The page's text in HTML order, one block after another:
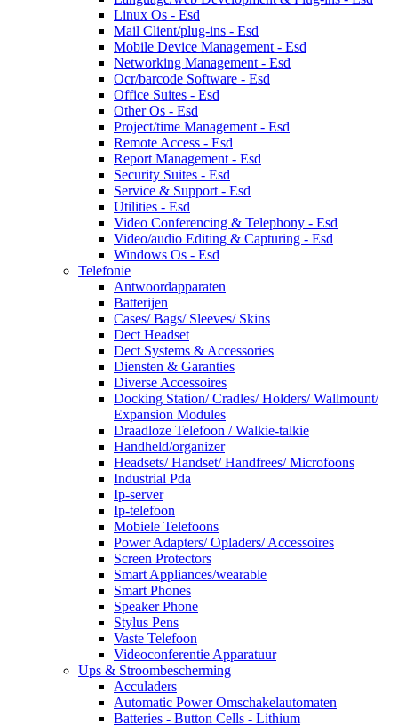
Linux Os - Esd
Mail Client/plug-ins - Esd
Mobile Device Management - Esd
Networking Management - Esd
Ocr/barcode Software - Esd
Office Suites - Esd
Other Os - Esd
Project/time Management - Esd
Remote Access - Esd
Report Management - Esd
Security Suites - Esd
Service & Support - Esd
Utilities - Esd
Video Conferencing & Telephony - Esd
Video/audio Editing & Capturing - Esd
Windows Os - Esd
Telefonie
Antwoordapparaten
Batterijen
Cases/ Bags/ Sleeves/ Skins
Dect Headset
Dect Systems & Accessories
Diensten & Garanties
Diverse Accessoires
Docking Station/ Cradles/ Holders/ Wallmount/
Expansion Modules
Draadloze Telefoon / Walkie-talkie
Handheld/organizer
Headsets/ Handset/ Handfrees/ Microfoons
Industrial Pda
Ip-server
Ip-telefoon
Mobiele Telefoons
Power Adapters/ Opladers/ Accessoires
Screen Protectors
Smart Appliances/wearable
Smart Phones
Speaker Phone
Stylus Pens
Vaste Telefoon
Videoconferentie Apparatuur
Ups & Stroombescherming
Acculaders
Automatic Power Omschakelautomaten
Batteries - Button Cells - Lithium